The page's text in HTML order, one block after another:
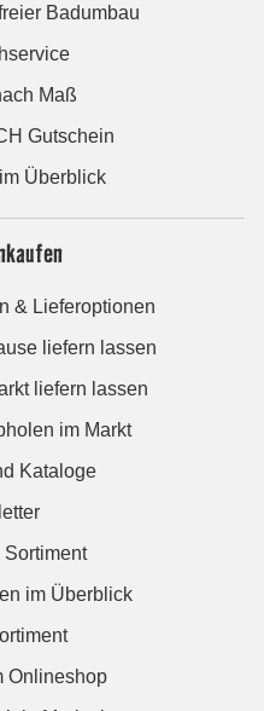
Badumbau
Maß
Gutschein
Überblick
& Lieferoptionen
liefern lassen
liefern lassen
im Markt
Kataloge
im Überblick
Onlineshop